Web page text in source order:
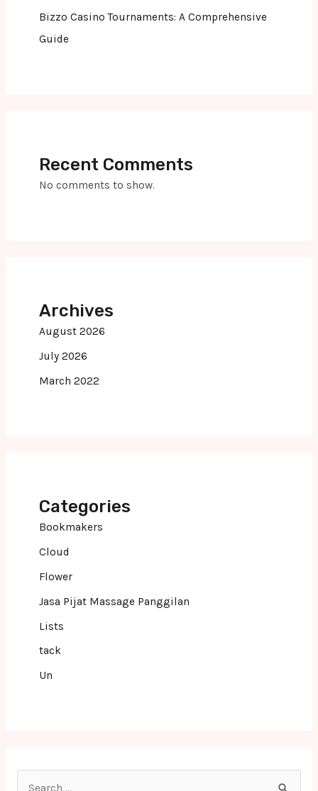
Bizzo Casino Tournaments: A Comprehensive
Guide
Recent Comments
No comments to show.
Archives
August 2026
July 2026
March 2022
Categories
Bookmakers
Cloud
Flower
Jasa Pijat Massage Panggilan
Lists
tack
Un